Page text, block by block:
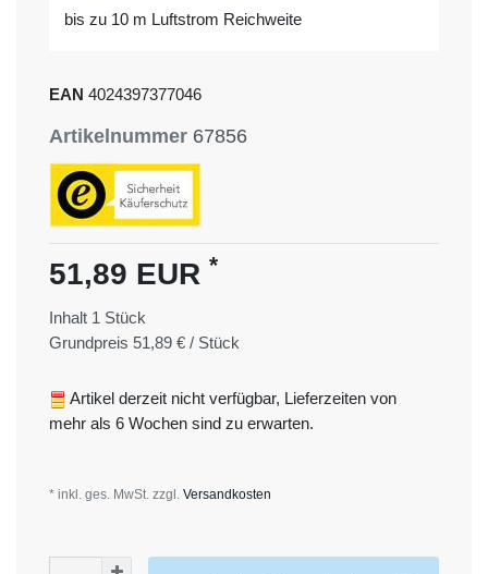
bis zu 10 m Luftstrom Reichweite
EAN 4024397377046
Artikelnummer 67856
51,89 EUR *
Inhalt 1 Stück
Grundpreis 51,89 € / Stück
Artikel derzeit nicht verfügbar, Lieferzeiten von
mehr als 6 Wochen sind zu erwarten.
* inkl. ges. MwSt. zzgl. Versandkosten